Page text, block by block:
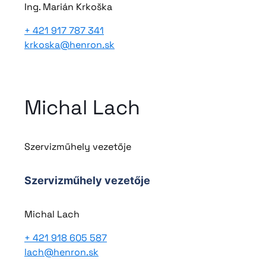
Ing. Marián Krkoška
+ 421 917 787 341
krkoska@henron.sk
Michal Lach
Szervizműhely vezetője
Szervizműhely vezetője
Michal Lach
+ 421 918 605 587
lach@henron.sk